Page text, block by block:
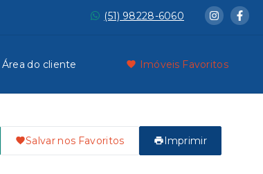
(51) 98228-6060
Área do cliente Imóveis Favoritos
Salvar nos Favoritos Imprimir